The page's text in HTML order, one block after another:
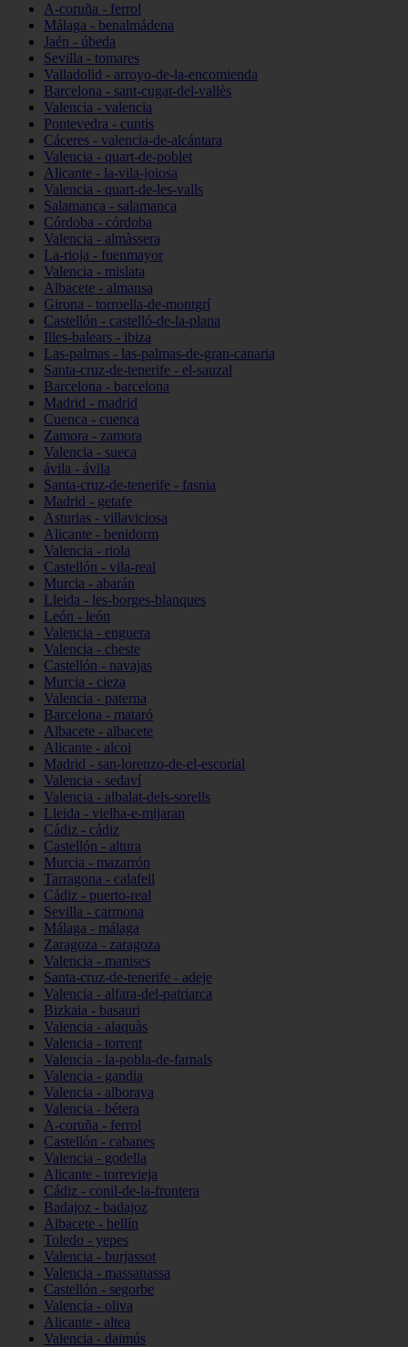
A-coruña - ferrol
Málaga - benalmádena
Jaén - úbeda
Sevilla - tomares
Valladolid - arroyo-de-la-encomienda
Barcelona - sant-cugat-del-vallès
Valencia - valencia
Pontevedra - cuntis
Cáceres - valencia-de-alcántara
Valencia - quart-de-poblet
Alicante - la-vila-joiosa
Valencia - quart-de-les-valls
Salamanca - salamanca
Córdoba - córdoba
Valencia - almàssera
La-rioja - fuenmayor
Valencia - mislata
Albacete - almansa
Girona - torroella-de-montgrí
Castellón - castelló-de-la-plana
Illes-balears - ibiza
Las-palmas - las-palmas-de-gran-canaria
Santa-cruz-de-tenerife - el-sauzal
Barcelona - barcelona
Madrid - madrid
Cuenca - cuenca
Zamora - zamora
Valencia - sueca
ávila - ávila
Santa-cruz-de-tenerife - fasnia
Madrid - getafe
Asturias - villaviciosa
Alicante - benidorm
Valencia - riola
Castellón - vila-real
Murcia - abarán
Lleida - les-borges-blanques
León - león
Valencia - enguera
Valencia - cheste
Castellón - navajas
Murcia - cieza
Valencia - paterna
Barcelona - mataró
Albacete - albacete
Alicante - alcoi
Madrid - san-lorenzo-de-el-escorial
Valencia - sedaví
Valencia - albalat-dels-sorells
Lleida - vielha-e-mijaran
Cádiz - cádiz
Castellón - altura
Murcia - mazarrón
Tarragona - calafell
Cádiz - puerto-real
Sevilla - carmona
Málaga - málaga
Zaragoza - zaragoza
Valencia - manises
Santa-cruz-de-tenerife - adeje
Valencia - alfara-del-patriarca
Bizkaia - basauri
Valencia - alaquàs
Valencia - torrent
Valencia - la-pobla-de-farnals
Valencia - gandia
Valencia - alboraya
Valencia - bétera
A-coruña - ferrol
Castellón - cabanes
Valencia - godella
Alicante - torrevieja
Cádiz - conil-de-la-frontera
Badajoz - badajoz
Albacete - hellín
Toledo - yepes
Valencia - burjassot
Valencia - massanassa
Castellón - segorbe
Valencia - oliva
Alicante - altea
Valencia - daimús